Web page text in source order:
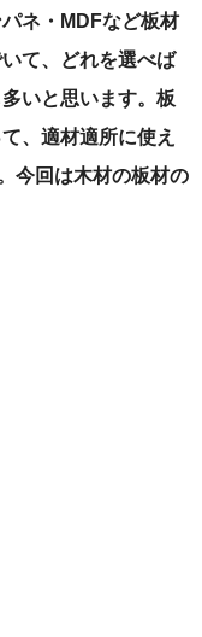
ネ・MDFなど板材
て、どれを選べば
いと思います。板
、適材適所に使え
今回は木材の板材の